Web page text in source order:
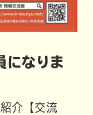
になりま
介【交流